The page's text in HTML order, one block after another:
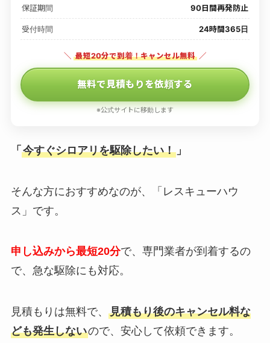
保証期間 90日間再発防止
受付時間 24時間365日
＼ 最短20分で到着！キャンセル無料 ／
無料で見積もりを依頼する
※公式サイトに移動します
「 今すぐシロアリを駆除したい！」
そんな方におすすめなのが、「レスキューハウ
ス」です。
申し込みから最短20分で、専門業者が到着するの
で、急な駆除にも対応。
見積もりは無料で、 見積もり後のキャンセル料な
ども発生しないので、安心して依頼できます。